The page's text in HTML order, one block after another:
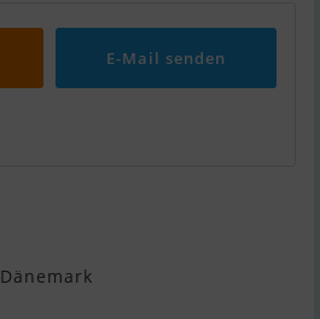
E-Mail senden